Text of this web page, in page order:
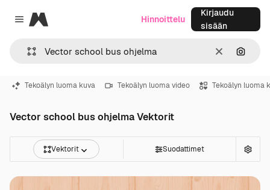
Close menu
Magnific
SelkeäHae
Hinnoittelu
Kirjaudu
sisään
Tekoälyn luoma kuva Tekoälyn luoma video Tekoälyn luoma
Vector school bus ohjelma Vektorit
Vektorit Suodattimet